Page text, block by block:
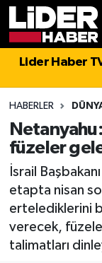
Lider Haber
HABERLER
füzeler
İsrail
etapta nisan
ertelediklerini
verecek,
talimatları
Politika
Asayiş
Magazin
Spor
Hava
İstanbul
Süper Lig
Tüm